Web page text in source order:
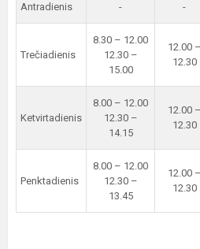
Antradienis - -
Trečiadienis
8.30 – 12.00
12.30 –
15.00
12.00 –
12.30
Ketvirtadienis
8.00 – 12.00
12.30 –
14.15
12.00 –
12.30
Penktadienis
8.00 – 12.00
12.30 –
13.45
12.00 –
12.30